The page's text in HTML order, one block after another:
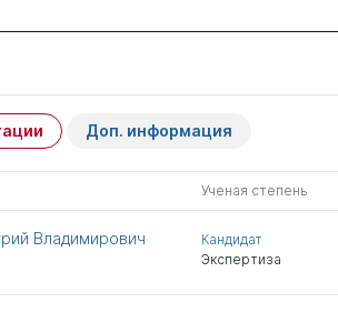
Доп. информация
Ученая степень
Владимирович
Кандидат
Экспертиза